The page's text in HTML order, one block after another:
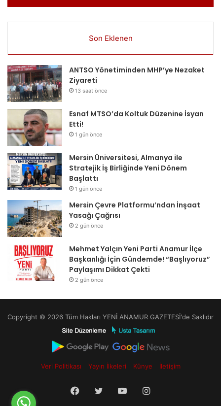
Son Eklenen
ANTSO Yönetiminden MHP’ye Nezaket
Ziyareti
13 saat önce
Esnaf MTSO’da Koltuk Düzenine İsyan
Etti!
1 gün önce
Mersin Üniversitesi, Almanya ile
Stratejik İş Birliğinde Yeni Dönem
Başlattı
1 gün önce
Mersin Çevre Platformu’ndan İnşaat
Yasağı Çağrısı
2 gün önce
Mehmet Yalçın Yeni Parti Anamur İlçe
Başkanlığı İçin Gündemde! “Başlıyoruz”
Paylaşımı Dikkat Çekti
2 gün önce
Copyright © 2026 Tüm Hakları YENİ ANAMUR GAZETESİ'de Saklıdır
Veri Politikası Yayın İlkeleri Künye İletişim
Facebook
TwitterYouTubeInstagram